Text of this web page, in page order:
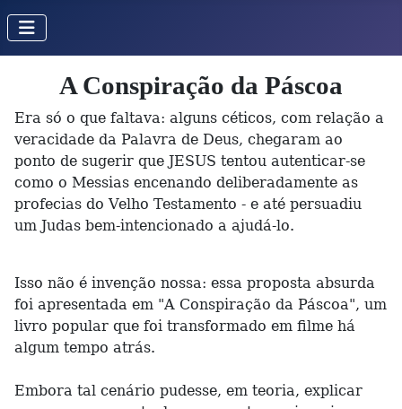
A Conspiração da Páscoa
Era só o que faltava: alguns céticos, com relação a
veracidade da Palavra de Deus, chegaram ao
ponto de sugerir que JESUS tentou autenticar-se
como o Messias encenando deliberadamente as
profecias do Velho Testamento - e até persuadiu
um Judas bem-intencionado a ajudá-lo.
Isso não é invenção nossa: essa proposta absurda
foi apresentada em "A Conspiração da Páscoa", um
livro popular que foi transformado em filme há
algum tempo atrás.
Embora tal cenário pudesse, em teoria, explicar